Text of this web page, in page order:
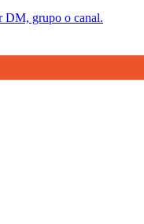
DM, grupo o canal.